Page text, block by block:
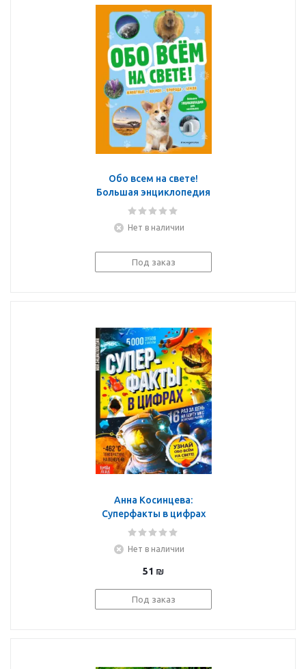
Обо всем на свете!
Большая энциклопедия
для маленьких
Нет в наличии
Под заказ
Анна Косинцева:
Суперфакты в цифрах
Нет в наличии
51 ₪
Под заказ